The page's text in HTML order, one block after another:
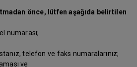
önce, lütfen aşağıda belirtilen
numarası;
telefon ve faks numaralarınız;
ve